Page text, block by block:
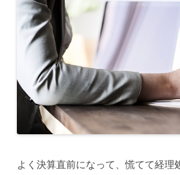
よく決算直前になって、慌てて経理